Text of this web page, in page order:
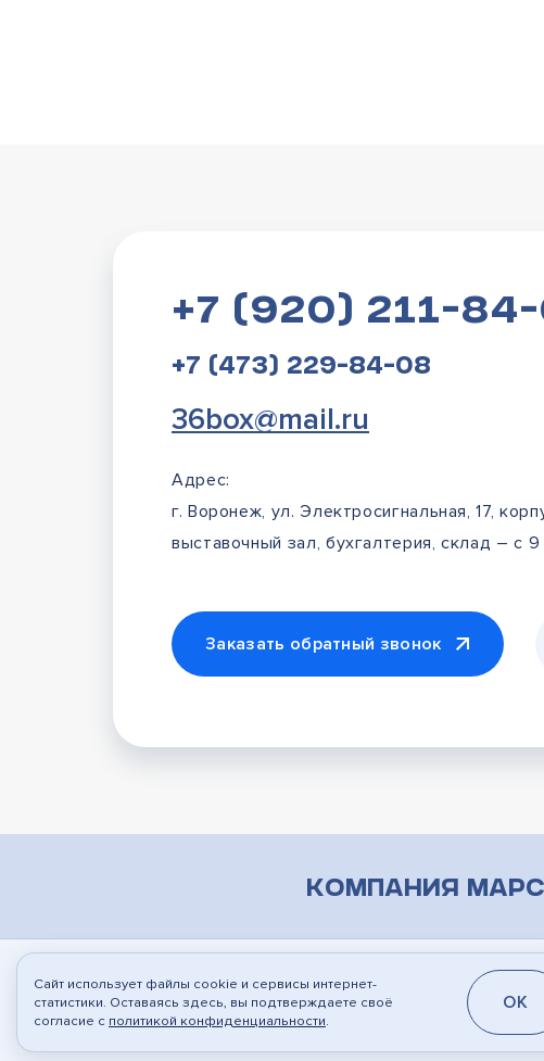
+7 (920) 211-
+7 (473) 229-84-08
36box@mail.ru
Адрес:
г. Воронеж, ул. Электросигнальная, 17,
выставочный зал, бухгалтерия, склад – с 9
Заказать обратный звонок
Компания
© 2010-2026ООО "Марсон", г.Воронеж Создание
Сайт использует файлы cookie и сервисы интернет-
статистики. Оставаясь здесь, вы подтверждаете своё
согласие с политикой конфиденциальности.
OK